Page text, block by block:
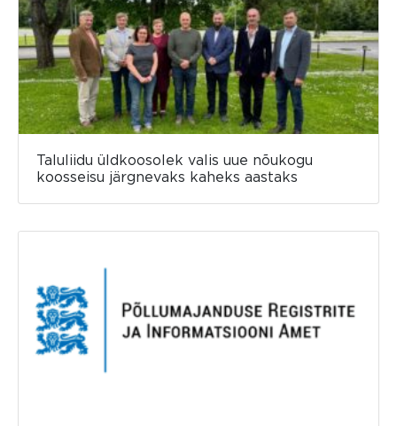
Taluliidu üldkoosolek valis uue nõukogu
koosseisu järgnevaks kaheks aastaks